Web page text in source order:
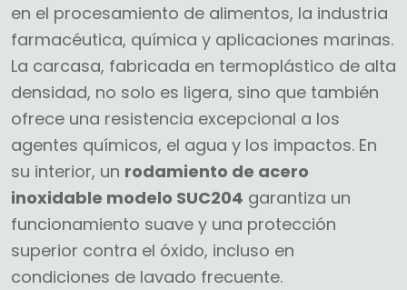
en el procesamiento de alimentos, la industria
farmacéutica, química y aplicaciones marinas.
La carcasa, fabricada en termoplástico de alta
densidad, no solo es ligera, sino que también
ofrece una resistencia excepcional a los
agentes químicos, el agua y los impactos. En
su interior, un rodamiento de acero
inoxidable modelo SUC204 garantiza un
funcionamiento suave y una protección
superior contra el óxido, incluso en
condiciones de lavado frecuente.